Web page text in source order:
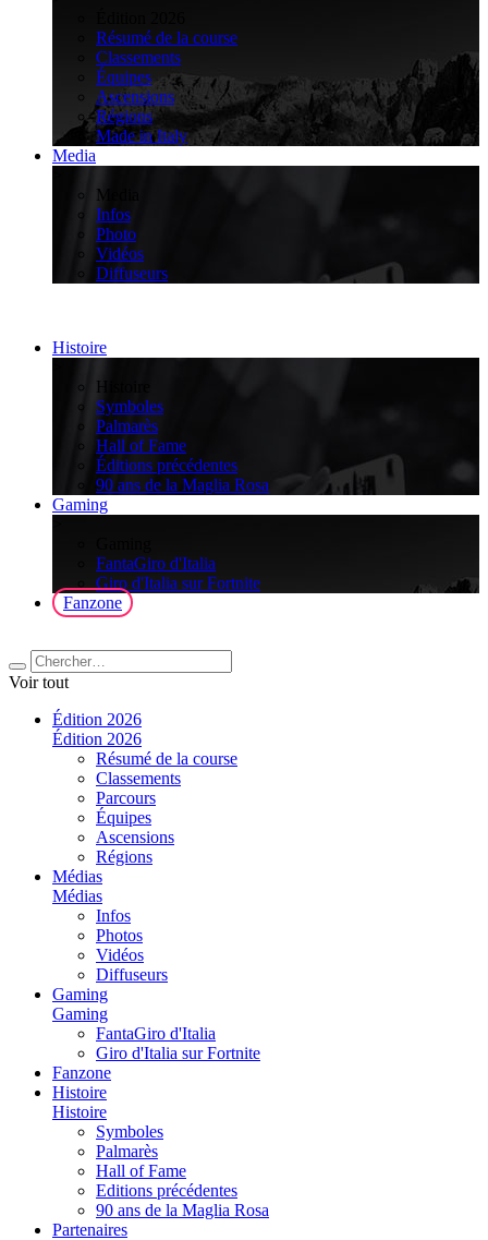
Résumé de la course
Classements
Équipes
Ascensions
Régions
Made in Italy
Media
Media
Infos
Photo
Vidéos
Diffuseurs
Histoire
Histoire
Symboles
Palmarès
Hall of Fame
Éditions précédentes
90 ans de la Maglia Rosa
Gaming
FantaGiro d'Italia
Giro d'Italia sur Fortnite
Fanzone
Voir tout
Édition 2026
Édition 2026
Résumé de la course
Classements
Parcours
Équipes
Ascensions
Régions
Médias
Médias
Infos
Photos
Vidéos
Diffuseurs
Gaming
Gaming
FantaGiro d'Italia
Giro d'Italia sur Fortnite
Fanzone
Histoire
Histoire
Symboles
Palmarès
Hall of Fame
Editions précédentes
90 ans de la Maglia Rosa
Partenaires